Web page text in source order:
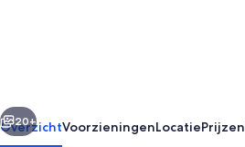
Volgende
20+
OverzichtVoorzieningenLocatiePrijzen